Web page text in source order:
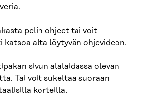
pelin ohjeet tai voit
katsoa alta löytyvän ohjevideon.
sivun alalaidassa olevan
Tai voit sukeltaa suoraan
korteilla.